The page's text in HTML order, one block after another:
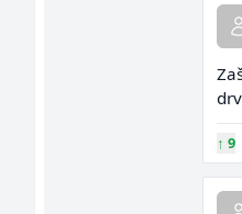
↑ 9